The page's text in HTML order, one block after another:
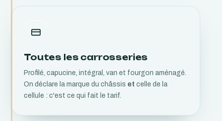
Toutes les carrosseries
Profilé, capucine, intégral, van et fourgon aménagé.
On déclare la marque du châssis et celle de la
cellule : c'est ce qui fait le tarif.